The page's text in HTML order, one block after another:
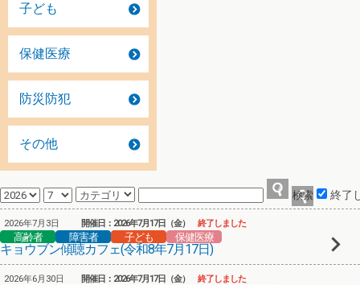
子ども
保健医療
防災防犯
その他
終了
2026年7月3日
高齢者 障害者 子ども 保健医療
キョウブン傾聴カフェ(令和8年7月17日)
開催日：2026年7月17日（金） 終了しました
2026年6月30日 開催日：2026年7月17日（金） 終了しました